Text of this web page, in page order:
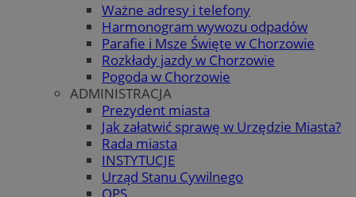
Ważne adresy i telefony
Harmonogram wywozu odpadów
Parafie i Msze Święte w Chorzowie
Rozkłady jazdy w Chorzowie
Pogoda w Chorzowie
ADMINISTRACJA
Prezydent miasta
Jak załatwić sprawę w Urzędzie Miasta?
Rada miasta
INSTYTUCJE
Urząd Stanu Cywilnego